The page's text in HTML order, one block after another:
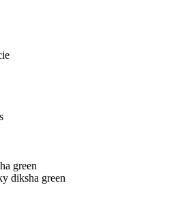
green
diksha green